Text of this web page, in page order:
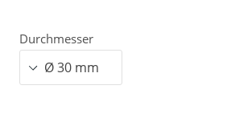
Durchmesser